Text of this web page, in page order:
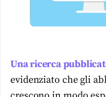
Una ricerca
evidenziato che gli